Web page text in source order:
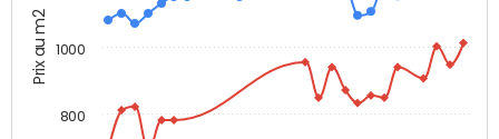
Prix au m2
800
1000